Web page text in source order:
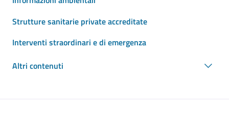
Strutture sanitarie private accreditate
Interventi straordinari e di emergenza
Altri contenuti